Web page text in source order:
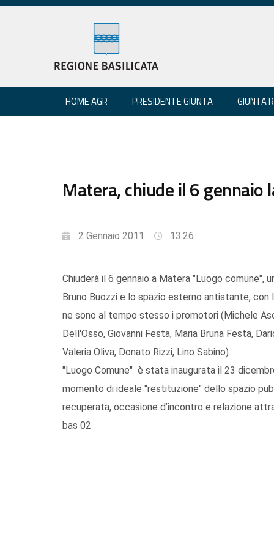
HOME AGR PRESIDENTE GIUNTA GIUNTA
Matera, chiude il 6 gennaio
2 Gennaio 2011 13:26
Chiuderà il 6 gennaio a Matera "Luogo
Bruno Buozzi e lo spazio esterno antistante,
ne sono al tempo stesso i promotori (Michele
Dell'Osso, Giovanni Festa, Maria Bruna Festa,
Valeria Oliva, Donato Rizzi, Lino Sabino).
"Luogo Comune" è stata inaugurata il 23
momento di ideale "restituzione" dello spazio
recuperata, occasione d’incontro e relazione
bas 02